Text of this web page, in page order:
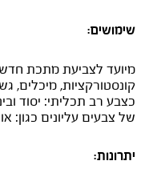
שימושים:
מיועד לצביעת מתכת
קונסטורקציות, מיכלים,
כצבע רב תכליתי: יסוד
של צבעים עליונים כגון:
יתרונות: